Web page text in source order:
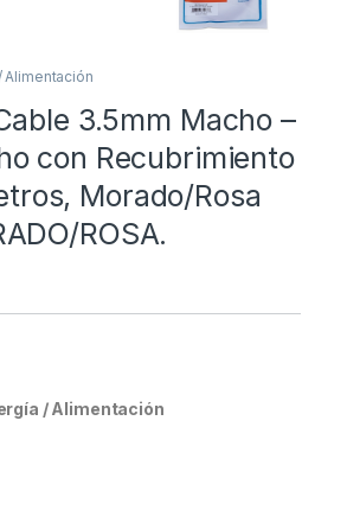
Alimentación
3.5mm Macho –
con Recubrimiento
Morado/Rosa
ROSA.
/ Alimentación